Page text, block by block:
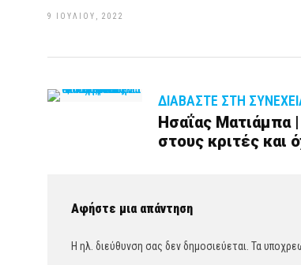
9 ΙΟΥΛΊΟΥ, 2022
ΔΙΑΒΆΣΤΕ ΣΤΗ
Ησαΐας Ματιάμπα
στους κριτές και
Αφήστε μια απάντηση
Η ηλ. διεύθυνση σας δεν δημοσιεύεται. Τα